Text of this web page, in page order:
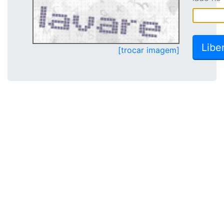
[trocar imagem]